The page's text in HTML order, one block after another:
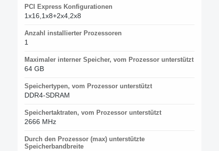
PCI Express Konfigurationen
1x16,1x8+2x4,2x8
Anzahl installierter Prozessoren
1
Maximaler interner Speicher, vom Prozessor unterstützt
64 GB
Speichertypen, vom Prozessor unterstützt
DDR4-SDRAM
Speichertaktraten, vom Prozessor unterstützt
2666 MHz
Durch den Prozessor (max) unterstützte
Speicherbandbreite